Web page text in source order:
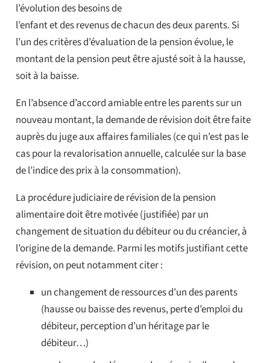
l’évolution des besoins de
l’enfant et des revenus de chacun des deux parents. Si
l’un des critères d’évaluation de la pension évolue, le
montant de la pension peut être ajusté soit à la hausse,
soit à la baisse.
En l’absence d’accord amiable entre les parents sur un
nouveau montant, la demande de révision doit être faite
auprès du juge aux affaires familiales (ce qui n’est pas le
cas pour la revalorisation annuelle, calculée sur la base
de l’indice des prix à la consommation).
La procédure judiciaire de révision de la pension
alimentaire doit être motivée (justifiée) par un
changement de situation du débiteur ou du créancier, à
l’origine de la demande. Parmi les motifs justifiant cette
révision, on peut notamment citer :
un changement de ressources d’un des parents
(hausse ou baisse des revenus, perte d’emploi du
débiteur, perception d’un héritage par le
débiteur…)